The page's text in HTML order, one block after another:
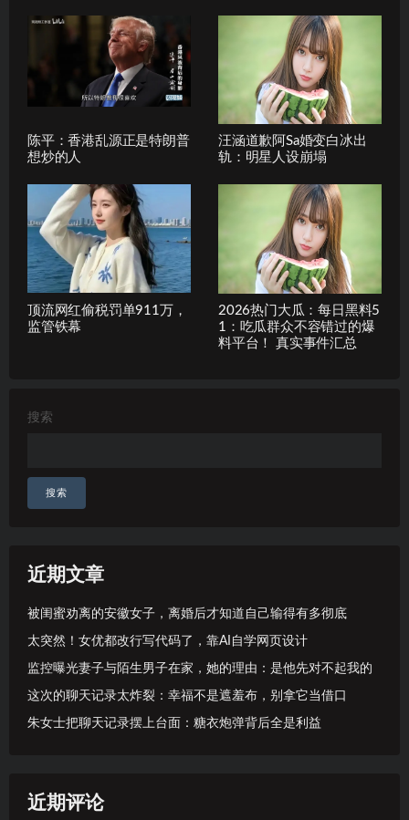
陈平：香港乱源正是特朗普
想炒的人
汪涵道歉阿Sa婚变白冰出
轨：明星人设崩塌
顶流网红偷税罚单911万，
监管铁幕
2026热门大瓜：每日黑料5
1：吃瓜群众不容错过的爆
料平台！ 真实事件汇总
搜索
搜索
近期文章
被闺蜜劝离的安徽女子，离婚后才知道自己输得有多彻底
太突然！女优都改行写代码了，靠AI自学网页设计
监控曝光妻子与陌生男子在家，她的理由：是他先对不起我的
这次的聊天记录太炸裂：幸福不是遮羞布，别拿它当借口
朱女士把聊天记录摆上台面：糖衣炮弹背后全是利益
近期评论